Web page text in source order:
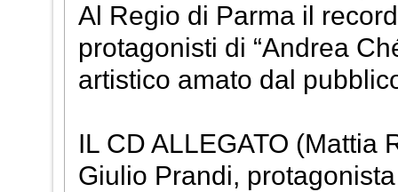
Al Regio di Parma il
protagonisti di “Andrea
artistico amato dal
IL CD ALLEGATO (Mattia
Giulio Prandi,